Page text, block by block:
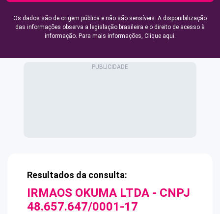
Os dados são de origem pública e não são sensíveis. A disponibilização
das informações observa a legislação brasileira e o direito de acesso à
informação. Para mais informações, Clique aqui.
Resultados da consulta:
IRMAOS OKUMA LTDA - CNPJ
48.657.647/0001-17